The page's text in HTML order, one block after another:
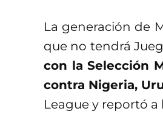
La generación de
que no tendrá
con la Selección
contra Nigeria,
League y reportó